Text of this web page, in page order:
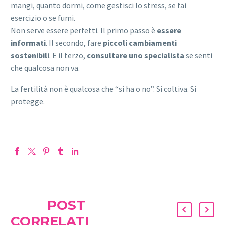
mangi, quanto dormi, come gestisci lo stress, se fai
esercizio o se fumi.
Non serve essere perfetti. Il primo passo è essere
informati. Il secondo, fare piccoli cambiamenti
sostenibili. E il terzo, consultare uno specialista se senti
che qualcosa non va.
La fertilità non è qualcosa che “si ha o no”. Si coltiva. Si
protegge.
POST
CORRELATI